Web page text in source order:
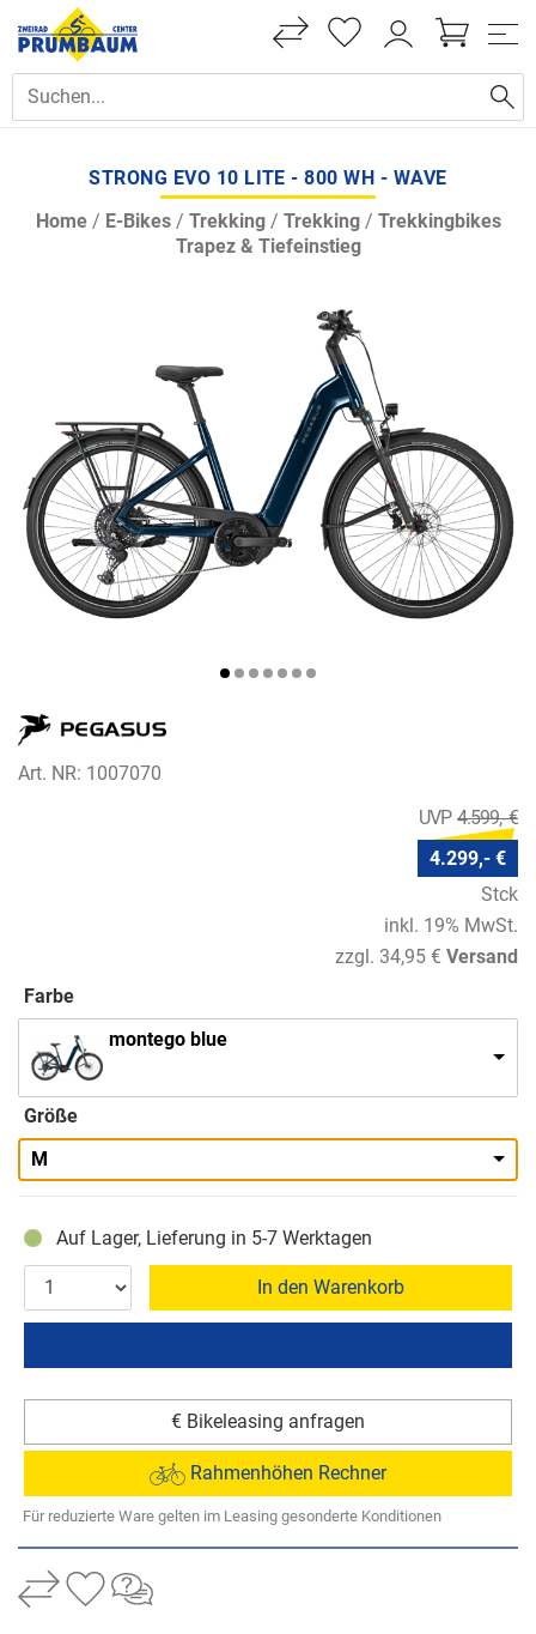
STRONG EVO 10 LITE - 800 WH - WAVE
Home/ E-Bikes/ Trekking/ Trekking/ Trekkingbikes
Trapez & Tiefeinstieg
Art. NR: 1007070
4.599,- €
4.299,- €
Stck
inkl. 19% MwSt.
zzgl. 34,95 € Versand
Farbe
montego blue
Größe
M
Auf Lager, Lieferung in 5-7 Werktagen
In den Warenkorb
€ Bikeleasing anfragen
Rahmenhöhen Rechner
Für reduzierte Ware gelten im Leasing gesonderte Konditionen